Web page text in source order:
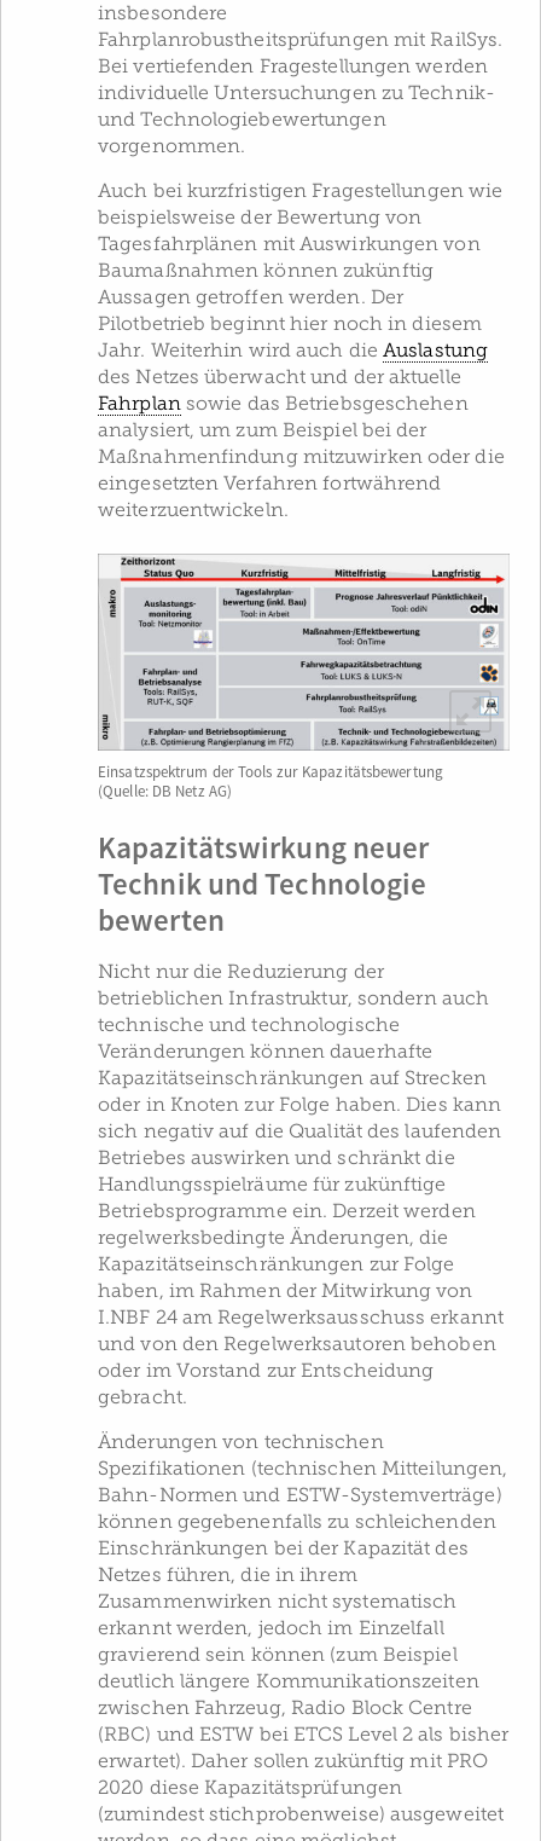
insbesondere
Fahrplanrobustheitsprüfungen mit RailSys.
Bei vertiefenden Fragestellungen werden
individuelle Untersuchungen zu Technik-
und Technologiebewertungen
vorgenommen.
Auch bei kurzfristigen Fragestellungen wie
beispielsweise der Bewertung von
Tagesfahrplänen mit Auswirkungen von
Baumaßnahmen können zukünftig
Aussagen getroffen werden. Der
Pilotbetrieb beginnt hier noch in diesem
Jahr. Weiterhin wird auch dieAuslastung
des Netzes überwacht und der aktuelle
Fahrplansowie das Betriebsgeschehen
analysiert, um zum Beispiel bei der
Maßnahmenfindung mitzuwirken oder die
eingesetzten Verfahren fortwährend
weiterzuentwickeln.
Einsatzspektrum der Tools zur Kapazitätsbewertung
(Quelle: DB Netz AG)
Kapazitätswirkung neuer
Technik und Technologie
bewerten
Nicht nur die Reduzierung der
betrieblichen Infrastruktur, sondern auch
technische und technologische
Veränderungen können dauerhafte
Kapazitätseinschränkungen auf Strecken
oder in Knoten zur Folge haben. Dies kann
sich negativ auf die Qualität des laufenden
Betriebes auswirken und schränkt die
Handlungsspielräume für zukünftige
Betriebsprogramme ein. Derzeit werden
regelwerksbedingte Änderungen, die
Kapazitätseinschränkungen zur Folge
haben, im Rahmen der Mitwirkung von
I.NBF 24 am Regelwerksausschuss erkannt
und von den Regelwerksautoren behoben
oder im Vorstand zur Entscheidung
gebracht.
Änderungen von technischen
Spezifikationen (technischen Mitteilungen,
Bahn-Normen und ESTW-Systemverträge)
können gegebenenfalls zu schleichenden
Einschränkungen bei der Kapazität des
Netzes führen, die in ihrem
Zusammenwirken nicht systematisch
erkannt werden, jedoch im Einzelfall
gravierend sein können (zum Beispiel
deutlich längere Kommunikationszeiten
zwischen Fahrzeug, Radio Block Centre
(RBC) und ESTW bei ETCS Level 2 als bisher
erwartet). Daher sollen zukünftig mit PRO
2020 diese Kapazitätsprüfungen
(zumindest stichprobenweise) ausgeweitet